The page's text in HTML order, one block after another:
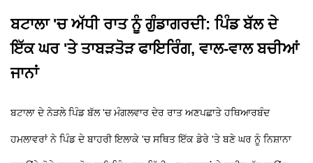
ਬਟਾਲਾ 'ਚ ਅੱਧੀ ਰਾਤ ਨੂੰ ਗੁੰਡਾਗਰਦੀ: ਪਿੰਡ ਬੱਲ ਦੇ
ਇੱਕ ਘਰ 'ਤੇ ਤਾਬੜਤੋੜ ਫਾਇਰਿੰਗ, ਵਾਲ-ਵਾਲ ਬਚੀਆਂ
ਜਾਨਾਂ
ਬਟਾਲਾ ਦੇ ਨੇੜਲੇ ਪਿੰਡ ਬੱਲ 'ਚ ਮੰਗਲਵਾਰ ਦੇਰ ਰਾਤ ਅਣਪਛਾਤੇ ਹਥਿਆਰਬੰਦ
ਹਮਲਾਵਰਾਂ ਨੇ ਪਿੰਡ ਦੇ ਬਾਹਰੀ ਇਲਾਕੇ 'ਚ ਸਥਿਤ ਇੱਕ ਡੇਰੇ 'ਤੇ ਬਣੇ ਘਰ ਨੂੰ ਨਿਸ਼ਾਨਾ